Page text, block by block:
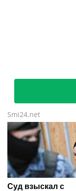
Smi24.net
Суд взыскал с